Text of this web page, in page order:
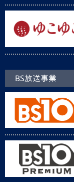
BS放送事業